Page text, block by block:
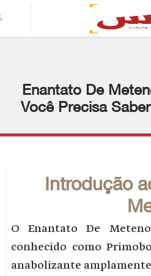
Enantato De
Você Precisa
Introdução
O Enantato De
conhecido como
anabolizante